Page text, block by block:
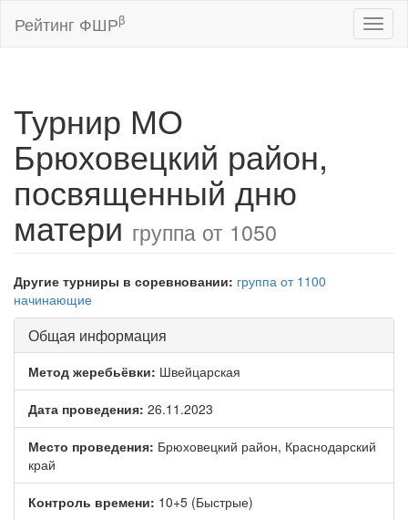
Рейтинг ФШРβ
Турнир МО
Брюховецкий район,
посвященный дню
материгруппа от 1050
Другие турниры в соревновании: группа от 1100
начинающие
Общая информация
Метод жеребьёвки: Швейцарская
Дата проведения: 26.11.2023
Место проведения: Брюховецкий район, Краснодарский
край
Контроль времени: 10+5 (Быстрые)